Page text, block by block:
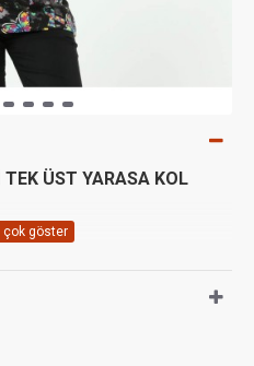
TEK ÜST YARASA KOL
vs.) 1 ton renk farkı olabilir.